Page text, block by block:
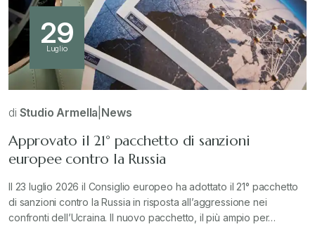
29
Luglio
di Studio Armella News
Approvato il 21° pacchetto di sanzioni
europee contro la Russia
Il 23 luglio 2026 il Consiglio europeo ha adottato il 21° pacchetto
di sanzioni contro la Russia in risposta all’aggressione nei
confronti dell’Ucraina. Il nuovo pacchetto, il più ampio per…